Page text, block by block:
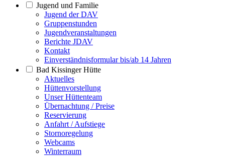
Jugend und Familie
Jugend der DAV
Gruppenstunden
Jugendveranstaltungen
Berichte JDAV
Kontakt
Einverständnisformular bis/ab 14 Jahren
Bad Kissinger Hütte
Aktuelles
Hüttenvorstellung
Unser Hüttenteam
Übernachtung / Preise
Reservierung
Anfahrt / Aufstiege
Stornoregelung
Webcams
Winterraum